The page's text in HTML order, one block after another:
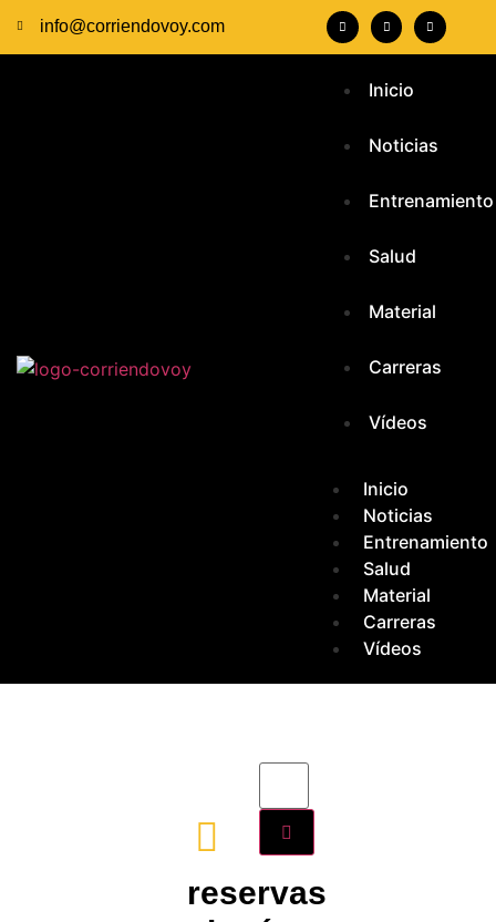
info@corriendovoy.com
Inicio
Noticias
Entrenamiento
Salud
Material
Carreras
Vídeos
Inicio
Noticias
Entrenamiento
Salud
Material
Carreras
Vídeos
reservas